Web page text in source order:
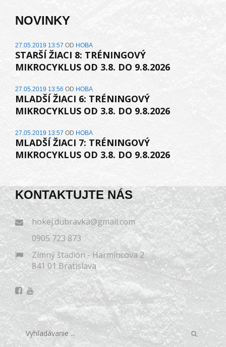
NOVINKY
27.05.2019 13:57 OD HOBA
STARŠÍ ŽIACI 8: TRÉNINGOVÝ
MIKROCYKLUS OD 3.8. DO 9.8.2026
27.05.2019 13:56 OD HOBA
MLADŠÍ ŽIACI 6: TRÉNINGOVÝ
MIKROCYKLUS OD 3.8. DO 9.8.2026
27.05.2019 13:57 OD HOBA
MLADŠÍ ŽIACI 7: TRÉNINGOVÝ
MIKROCYKLUS OD 3.8. DO 9.8.2026
KONTAKTUJTE NÁS
hokej.dubravka@gmail.com
0905 723 873
Zimný štadión - Harmincova 2
841 01 Bratislava